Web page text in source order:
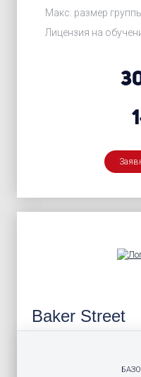
Макс. размер
Лицензия на
Baker Street